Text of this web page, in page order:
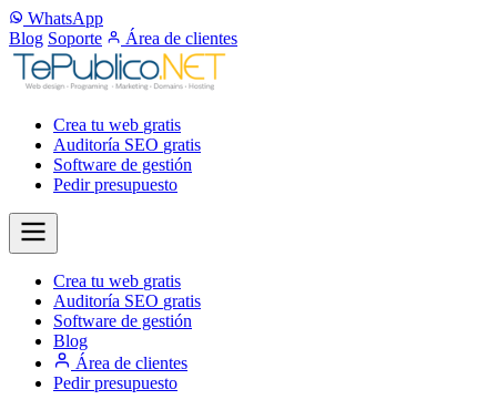
WhatsApp
Blog Soporte Área de clientes
Crea tu web gratis
Auditoría SEO gratis
Software de gestión
Pedir presupuesto
Crea tu web gratis
Auditoría SEO gratis
Software de gestión
Blog
Área de clientes
Pedir presupuesto